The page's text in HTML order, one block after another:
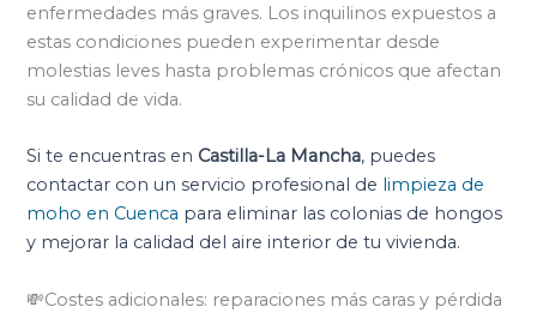
enfermedades más graves. Los inquilinos expuestos a
estas condiciones pueden experimentar desde
molestias leves hasta problemas crónicos que afectan
su calidad de vida.
Si te encuentras en Castilla-La Mancha, puedes
contactar con un servicio profesional de limpieza de
moho en Cuenca para eliminar las colonias de hongos
y mejorar la calidad del aire interior de tu vivienda.
💸Costes adicionales: reparaciones más caras y pérdida